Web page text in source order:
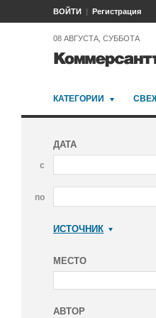
ВОЙТИ Регистрация
08 АВГУСТА, СУББОТА
КАТЕГОРИИ
ДАТА
с
по
ИСТОЧНИК
МЕСТО
АВТОР